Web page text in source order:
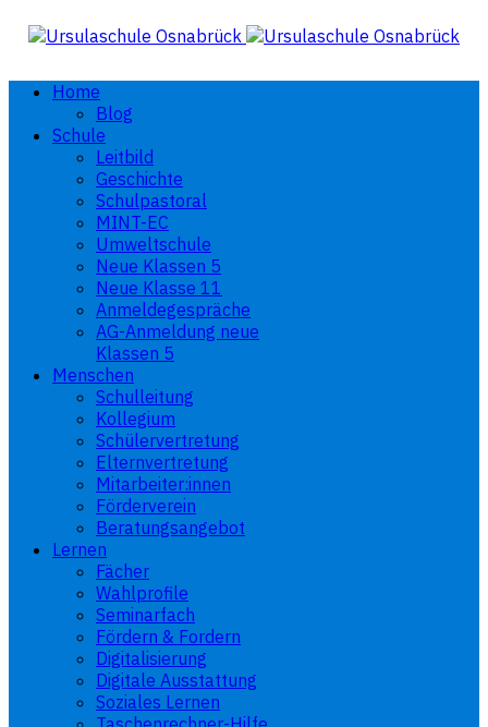
Home
Blog
Schule
Leitbild
Geschichte
Schulpastoral
MINT-EC
Umweltschule
Neue Klassen 5
Neue Klasse 11
Anmeldegespräche
AG-Anmeldung neue
Klassen 5
Menschen
Schulleitung
Kollegium
Schülervertretung
Elternvertretung
Mitarbeiter:innen
Förderverein
Beratungsangebot
Lernen
Fächer
Wahlprofile
Seminarfach
Fördern & Fordern
Digitalisierung
Digitale Ausstattung
Soziales Lernen